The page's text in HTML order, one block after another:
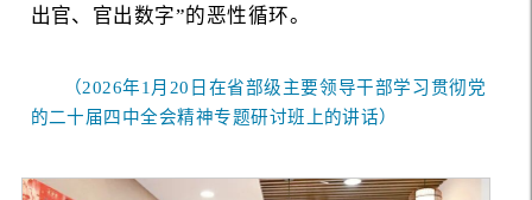
出官、官出数字”的恶性循环。
（2026年1月20日在省部级主要领导干部学习贯彻党
的二十届四中全会精神专题研讨班上的讲话）